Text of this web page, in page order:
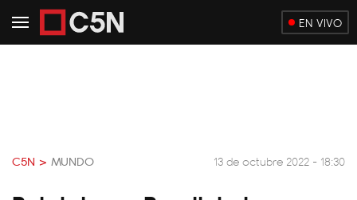
EN VIVO
C5N > MUNDO 13 de octubre 2022 - 18:30